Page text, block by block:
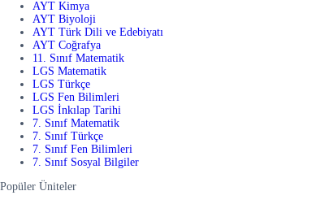
AYT Kimya
AYT Biyoloji
AYT Türk Dili ve Edebiyatı
AYT Coğrafya
11. Sınıf Matematik
LGS Matematik
LGS Türkçe
LGS Fen Bilimleri
LGS İnkılap Tarihi
7. Sınıf Matematik
7. Sınıf Türkçe
7. Sınıf Fen Bilimleri
7. Sınıf Sosyal Bilgiler
Popüler Üniteler